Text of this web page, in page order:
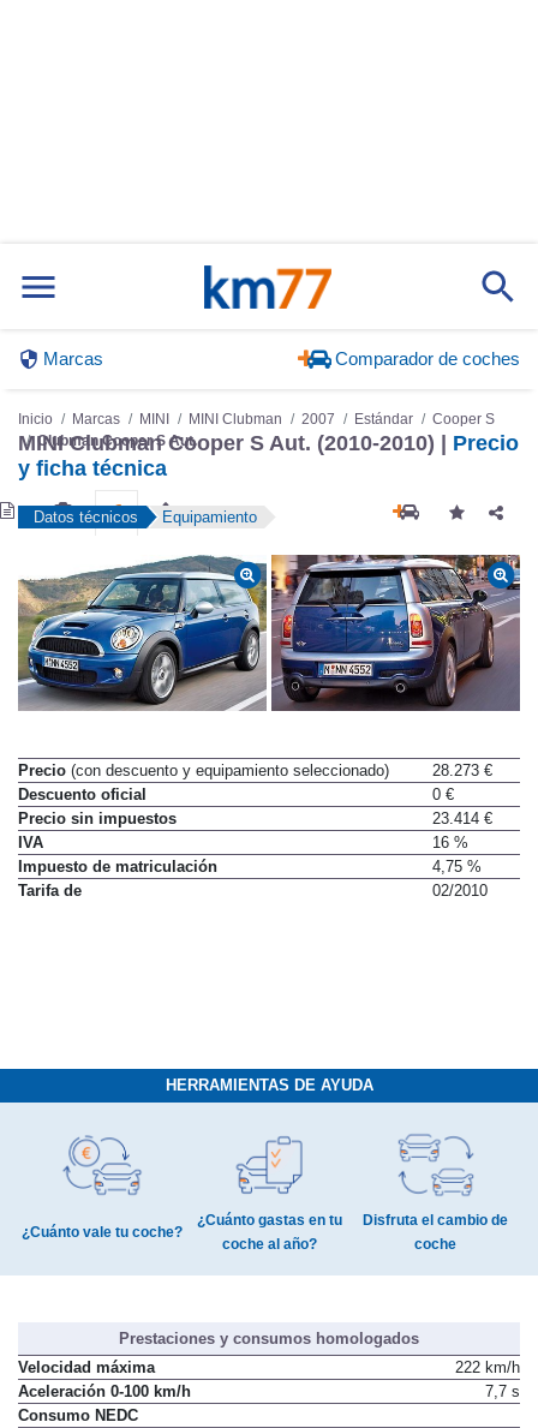
Marcas Comparador de coches
Inicio Marcas MINI MINI Clubman 2007 Estándar
Cooper S
Clubman Cooper S Aut.
MINI Clubman Cooper S Aut. (2010-2010) | Precio
y ficha técnica
Datos técnicos Equipamiento
Precio (con descuento y equipamiento seleccionado)
28.273 €
Descuento oficial
0 €
Precio sin impuestos
23.414 €
IVA
16 %
Impuesto de matriculación
4,75 %
Tarifa de
02/2010
HERRAMIENTAS DE AYUDA
¿Cuánto vale tu coche?
¿Cuánto gastas en tu
coche al año?
Disfruta el cambio de
coche
Prestaciones y consumos homologados
Velocidad máxima
222 km/h
Aceleración 0-100 km/h
7,7 s
Consumo NEDC